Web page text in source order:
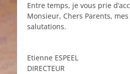
Entre temps, je vous prie
Monsieur, Chers Parents,
salutations.
Etienne ESPEEL
DIRECTEUR